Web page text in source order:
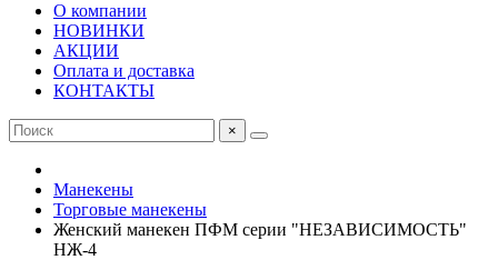
О компании
НОВИНКИ
АКЦИИ
Оплата и доставка
КОНТАКТЫ
×
Манекены
Торговые манекены
Женский манекен ПФМ серии "НЕЗАВИСИМОСТЬ"
НЖ-4